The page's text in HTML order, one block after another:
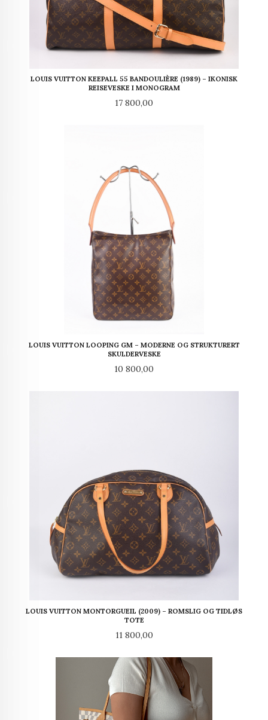
LOUIS VUITTON KEEPALL 55 BANDOULIÈRE (1989) – IKONISK
REISEVESKE I MONOGRAM
Pris
17 800,00
LOUIS VUITTON LOOPING GM – MODERNE OG STRUKTURERT
SKULDERVESKE
Pris
10 800,00
LOUIS VUITTON MONTORGUEIL (2009) – ROMSLIG OG TIDLØS
TOTE
Pris
11 800,00